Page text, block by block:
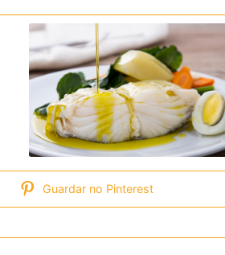
Guardar no Pinterest